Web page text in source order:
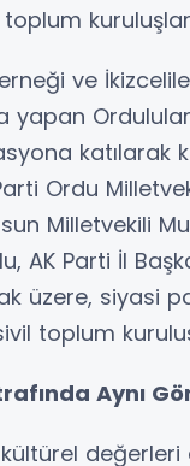
ve
yapan Ordulular
katılarak
Ordu
Milletvekili
AK Parti İl
üzere, siyasi
toplum
Aynı